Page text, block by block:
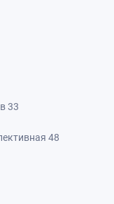
33
48